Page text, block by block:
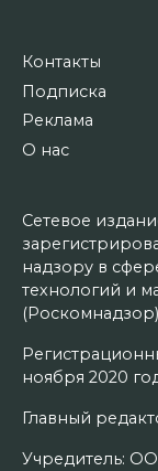
Контакты
Подписка
Реклама
О нас
Сетевое
надзору в
технологий и
ноября 2020
Главный
Учредитель: